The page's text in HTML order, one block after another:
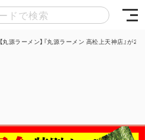
【丸源ラーメン】『丸源ラーメン 高松上天神店』が